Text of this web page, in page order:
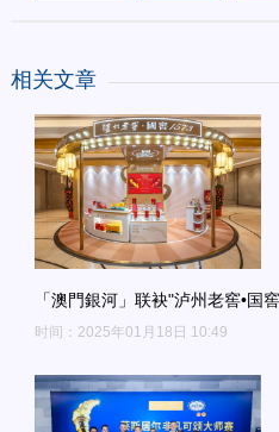
相关文章
「澳門銀河」联袂"泸州老窖•
时间：2025年01月18日 10:49